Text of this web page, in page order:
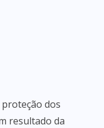
dos
resultado da